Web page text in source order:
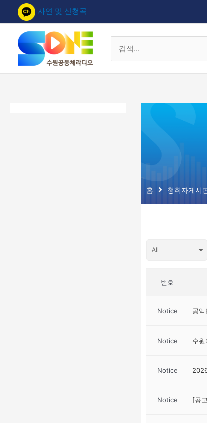
사연 및 신청곡
색
대
홈 청취자게시
번호
Notice 공
Notice 수
Notice
Notice [공